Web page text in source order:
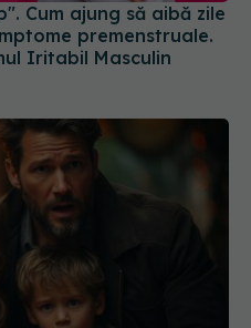
Cum ajung să aibă zile
premenstruale.
Iritabil Masculin